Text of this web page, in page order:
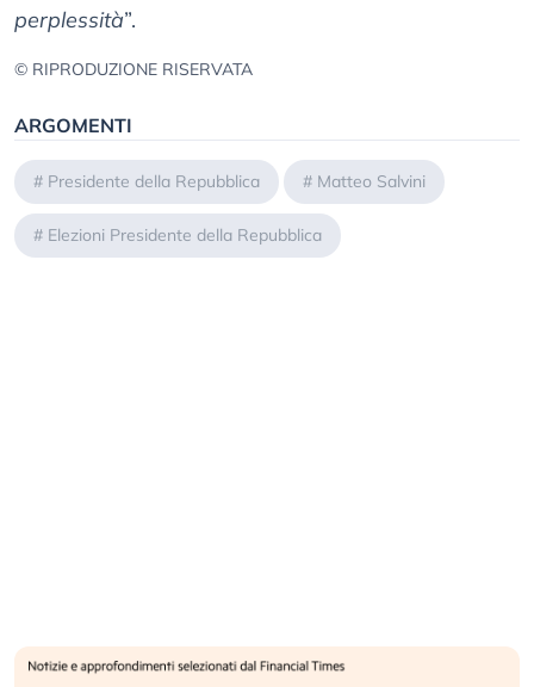
perplessità”.
© RIPRODUZIONE RISERVATA
ARGOMENTI
# Presidente della Repubblica # Matteo Salvini
# Elezioni Presidente della Repubblica